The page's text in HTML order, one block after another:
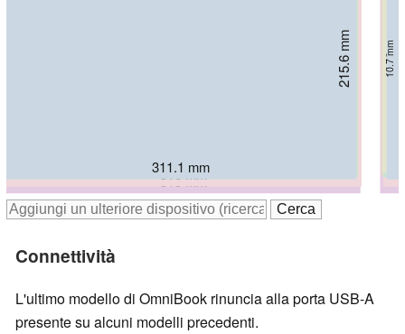
315 mm
228 mm 16.5 mm
316 mm
222 mm 13.9 mm
310.9 mm
212.8 mm 15.9 mm
312.6 mm
213.8 mm 13.9 mm
309.52 mm
209.71 mm 14.62 mm
311.1 mm
215.6 mm 10.7 mm
Connettività
L'ultimo modello di OmniBook rinuncia alla porta USB-A
presente su alcuni modelli precedenti.